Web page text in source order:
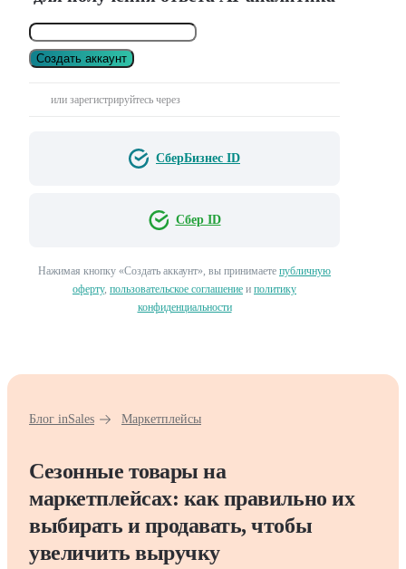
Создать аккаунт
или зарегистрируйтесь через
СберБизнес ID
Сбер ID
Нажимая кнопку «Создать аккаунт», вы принимаете публичную
оферту, пользовательское соглашение и политику
конфиденциальности
Блог inSales Маркетплейсы
Сезонные товары на
маркетплейсах: как правильно их
выбирать и продавать, чтобы
увеличить выручку